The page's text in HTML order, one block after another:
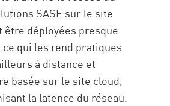
SASE sur le site
être déployées presque
qui les rend pratiques
à distance et
basée sur le site cloud,
la latence du réseau.